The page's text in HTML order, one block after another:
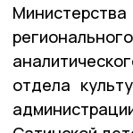
отдела